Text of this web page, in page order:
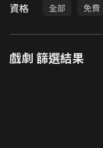
資格 全部 免費
戲劇 篩選結果